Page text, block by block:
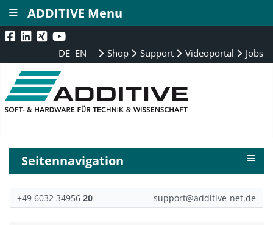
DE EN Shop Support Videoportal Jobs
Seitennavigation ≡
+49 6032 3495620 support@additive-net.de
ADDITIVE Menu
≡